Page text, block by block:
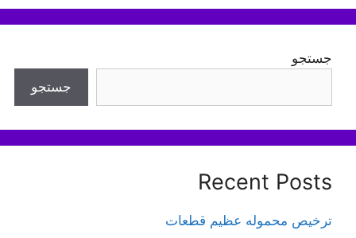
جستجو
جستجو
Recent Posts
ترخیص محموله عظیم قطعات